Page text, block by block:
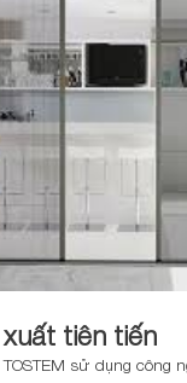
tiên tiến
sử dụng công